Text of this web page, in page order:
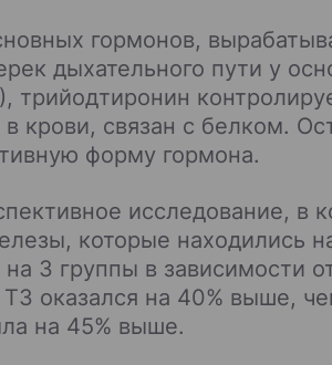
гормонов,
дыхательного пути у
крови, связан с белком.
форму гормона.
исследование, в
которые находились
3 группы в зависимости
оказался на 40% выше,
на 45% выше.